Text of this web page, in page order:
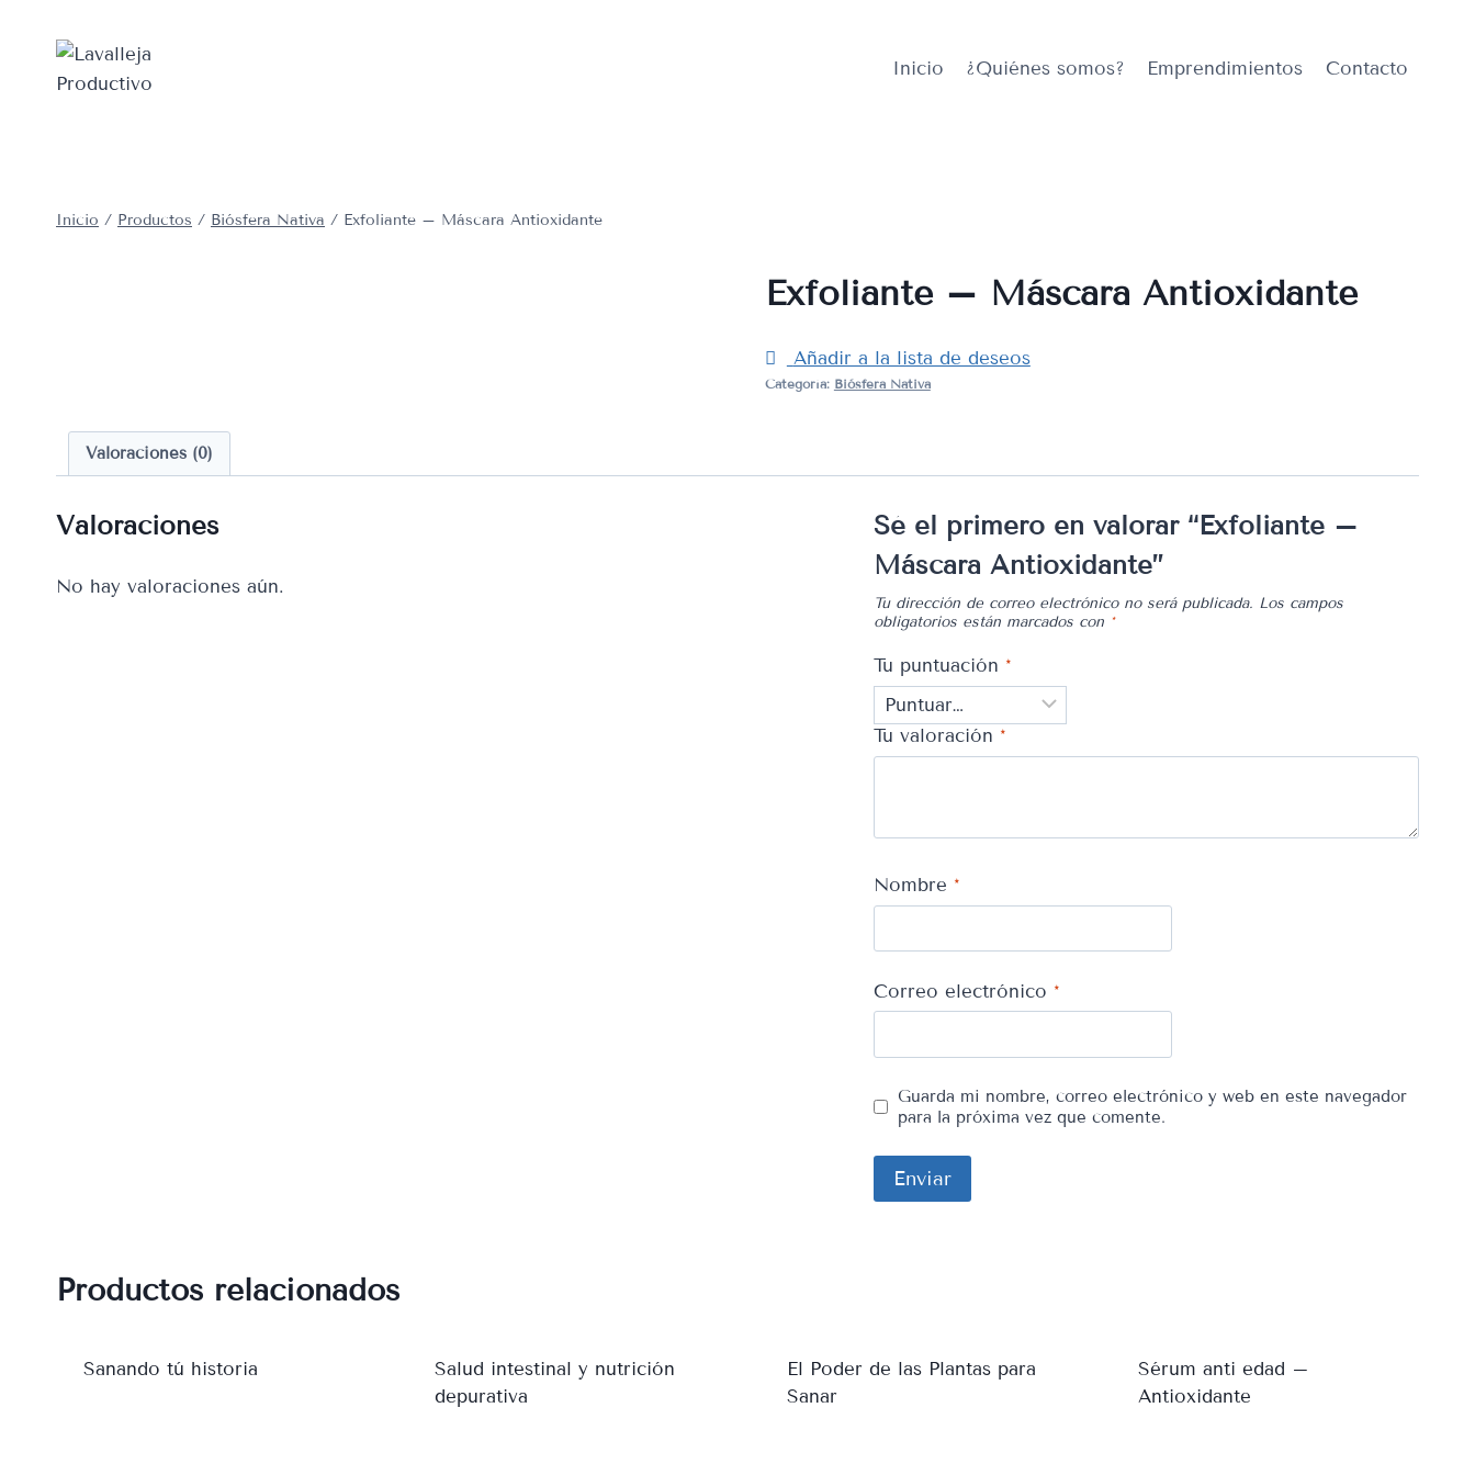
contenido
Inicio ¿Quiénes somos? Emprendimientos Contacto
Inicio / Productos / Biósfera Nativa / Exfoliante – Máscara Antioxidante
Exfoliante – Máscara Antioxidante
Añadir a la lista de deseos
Categoría: Biósfera Nativa
Valoraciones (0)
Valoraciones
No hay valoraciones aún.
Sé el primero en valorar “Exfoliante –
Máscara Antioxidante”
Tu dirección de correo electrónico no será publicada. Los campos
obligatorios están marcados con *
Tu puntuación *
Tu valoración *
Nombre *
Correo electrónico *
Guarda mi nombre, correo electrónico y web en este navegador
para la próxima vez que comente.
Productos relacionados
Sanando tú historia
Salud intestinal y nutrición
depurativa
El Poder de las Plantas para
Sanar
Sérum anti edad –
Antioxidante